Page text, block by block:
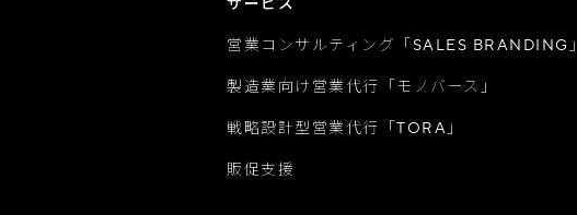
営業コンサルティング「SALES BRANDING」
製造業向け営業代行「モノバース」
戦略設計型営業代行「TORA」
販促支援